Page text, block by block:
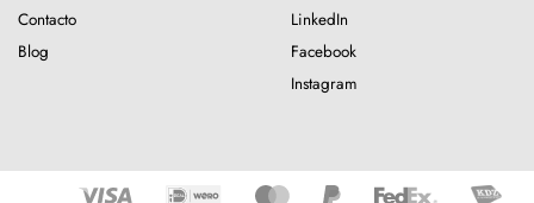
Contacto
Blog
LinkedIn
Facebook
Instagram